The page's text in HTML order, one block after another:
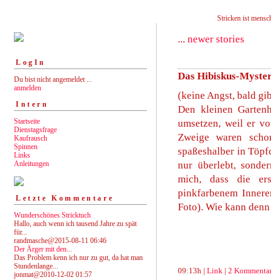
Stricken ist
LogIn
Du bist nicht angemeldet ...
anmelden
Intern
Startseite
Dienstagsfrage
Kaufrausch
Spinnen
Links
Anleitungen
Letzte Kommentare
Wunderschönes Stricktuch
Hallo, auch wenn ich tausend Jahre zu spät
für...
randmasche@2015-08-11 06:46
Der Ärger mit den...
Das Problem kenn ich nur zu gut, da hat man
Stundenlange...
jonmat@2010-12-02 01:57
... newer stories
Das Hibiskus-
(keine Angst, bald
Den kleinen
umsetzen, weil er
Zweige waren
spaßeshalber in
nur überlebt,
mich, dass die
pinkfarbenem
Foto). Wie kann
09:13h | Link | 2